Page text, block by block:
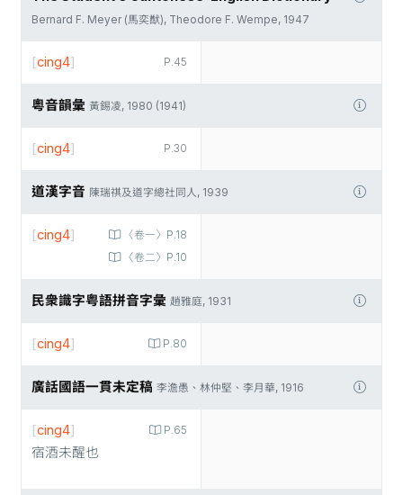
Bernard F. Meyer (馬奕猷), Theodore F. Wempe, 1947
P.45
[cing4]
粵音韻彙 黃錫凌, 1980 (1941)
P.30
[cing4]
道漢字音 陳瑞祺及道字總社同人, 1939
〈卷一〉P.18
〈卷二〉P.10
[cing4]
民衆識字粤語拼音字彙 趙雅庭, 1931
P.80
[cing4]
廣話國語一貫未定稿 李澹愚、林仲堅、李月華, 1916
P.65
[cing4]
宿酒未醒也